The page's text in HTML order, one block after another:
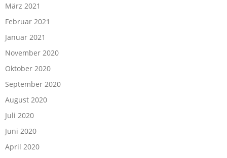
März 2021
Februar 2021
Januar 2021
November 2020
Oktober 2020
September 2020
August 2020
Juli 2020
Juni 2020
April 2020